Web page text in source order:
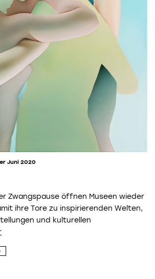
Juni 2020
Zwangspause öffnen Museen wieder
ihre Tore zu inspirierenden Welten,
und kulturellen